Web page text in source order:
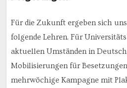
Für die Zukunft ergeben sich
folgende Lehren. Für
aktuellen Umständen in
Mobilisierungen für
mehrwöchige Kampagne mit